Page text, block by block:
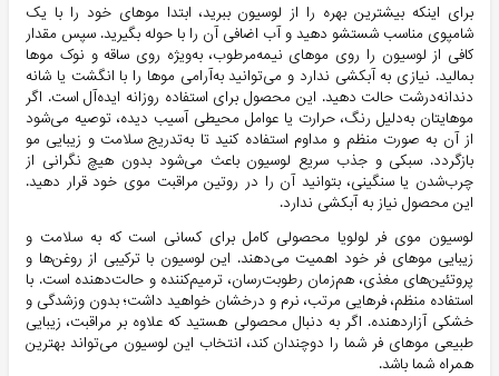
برای اینکه بیشترین بهره را از لوسیون ببرید، ابتدا موهای خود را با یک
شامپوی مناسب شستشو دهید و آب اضافی آن را با حوله بگیرید. سپس مقدار
کافی از لوسیون را روی موهای نیمه‌مرطوب، به‌ویژه روی ساقه و نوک موها
بمالید. نیازی به آبکشی ندارد و می‌توانید به‌آرامی موها را با انگشت یا شانه
دندانه‌درشت حالت دهید. این محصول برای استفاده روزانه ایده‌آل است. اگر
موهایتان به‌دلیل رنگ، حرارت یا عوامل محیطی آسیب دیده، توصیه می‌شود
از آن به صورت منظم و مداوم استفاده کنید تا به‌تدریج سلامت و زیبایی مو
بازگردد. سبکی و جذب سریع لوسیون باعث می‌شود بدون هیچ نگرانی از
چرب‌شدن یا سنگینی، بتوانید آن را در روتین مراقبت موی خود قرار دهید.
این محصول نیاز به آبکشی ندارد.
لوسیون موی فر لولویا محصولی کامل برای کسانی است که به سلامت و
زیبایی موهای فر خود اهمیت می‌دهند. این لوسیون با ترکیبی از روغن‌ها و
پروتئین‌های مغذی، هم‌زمان رطوبت‌رسان، ترمیم‌کننده و حالت‌دهنده است. با
استفاده منظم، فرهایی مرتب، نرم و درخشان خواهید داشت؛ بدون وزشدگی و
خشکی آزاردهنده. اگر به دنبال محصولی هستید که علاوه بر مراقبت، زیبایی
طبیعی موهای فر شما را دوچندان کند، انتخاب این لوسیون می‌تواند بهترین
همراه شما باشد.